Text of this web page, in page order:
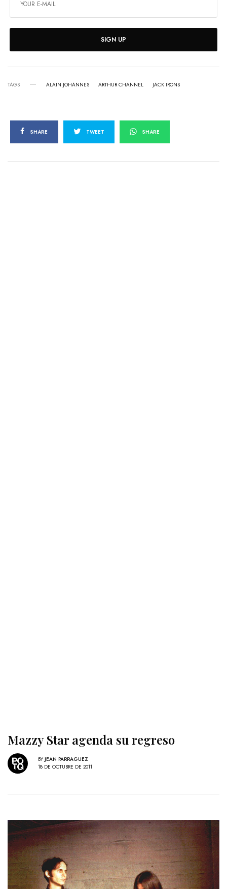
SIGN UP
TAGS ALAIN JOHANNES ARTHUR CHANNEL JACK IRONS
SHARE TWEET SHARE
Mazzy Star agenda su regreso
BY JEAN PARRAGUEZ
18 DE OCTUBRE DE 2011